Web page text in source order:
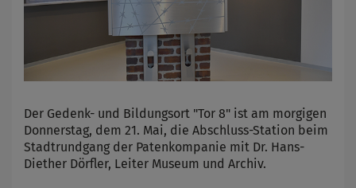
Der Gedenk- und Bildungsort "Tor 8" ist am morgigen
Donnerstag, dem 21. Mai, die Abschluss-Station beim
Stadtrundgang der Patenkompanie mit Dr. Hans-
Diether Dörfler, Leiter Museum und Archiv.